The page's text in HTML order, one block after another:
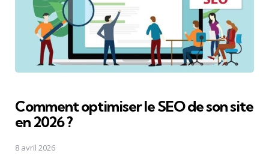
Comment optimiser le SEO de son site
en 2026 ?
8 avril 2026